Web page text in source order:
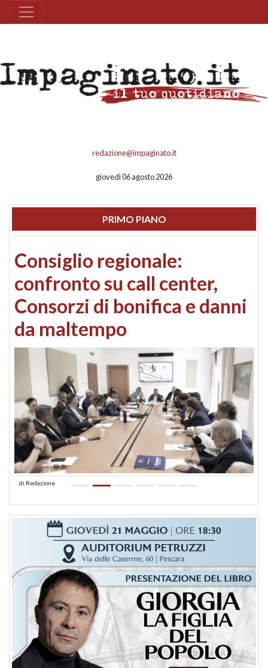
redazione@impaginato.it
giovedì 06 agosto 2026
PRIMO PIANO
Consiglio regionale:
confronto su call center,
Consorzi di bonifica e danni
da maltempo
di Redazione